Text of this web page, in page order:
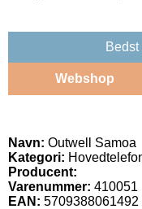
Webshop
Navn: Outwell Samoa
Kategori:
Producent:
Varenummer: 410051
EAN: 5709388061492